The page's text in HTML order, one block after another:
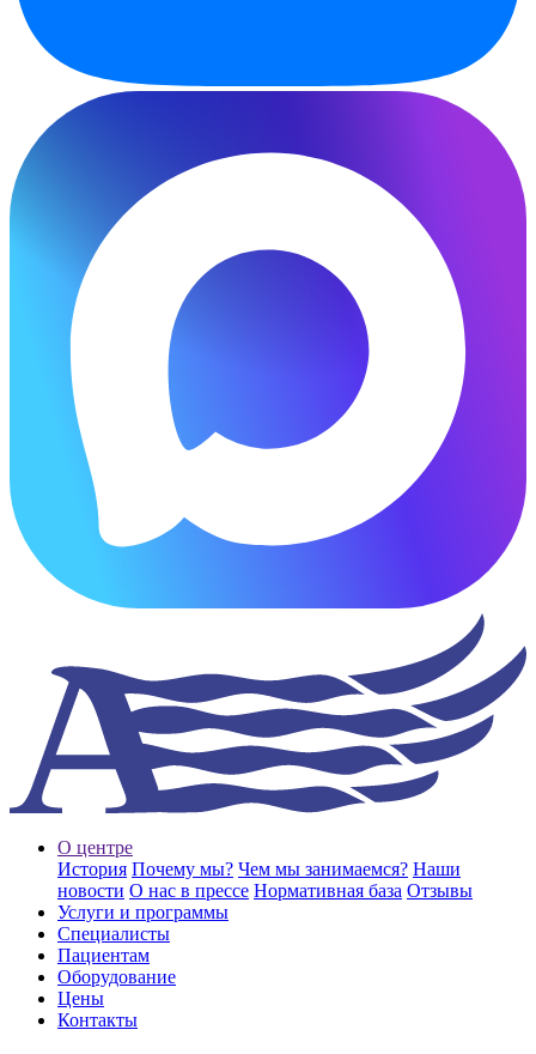
О центре
История Почему мы? Чем мы занимаемся? Наши
новости О нас в прессе Нормативная база Отзывы
Услуги и программы
Специалисты
Пациентам
Оборудование
Цены
Контакты